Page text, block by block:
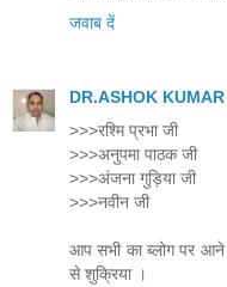
जवाब दें
DR.ASHOK KUMAR
>>>रश्मि प्रभा जी
>>>अनुपमा पाठक जी
>>>अंजना गुड़िया जी
>>>नवीन जी
आप सभी का ब्लोग पर
से शुक्रिया ।